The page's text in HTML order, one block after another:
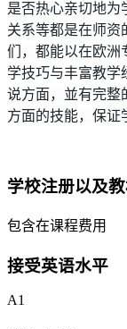
是否热心亲切地为
关系等都是在师资
们，都能以在欧洲
学技巧与丰富教学
说方面，並有完整
方面的技能，保证
学校注册以及
包含在课程费用
接受英语水平
A1